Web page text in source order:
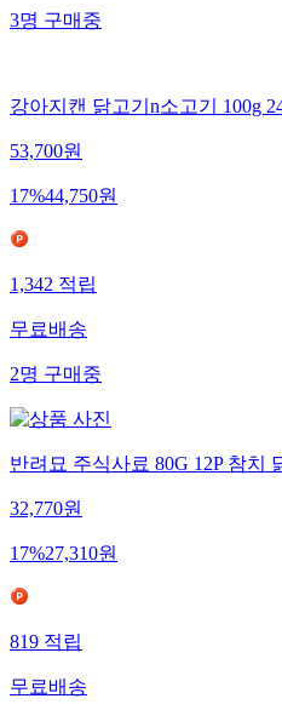
3명구매중
강아지캔 닭고기n소고기 100g
53,700원
17%44,750원
1,342적립
무료배송
2명구매중
반려묘 주식사료 80G 12P 참치
32,770원
17%27,310원
819적립
무료배송